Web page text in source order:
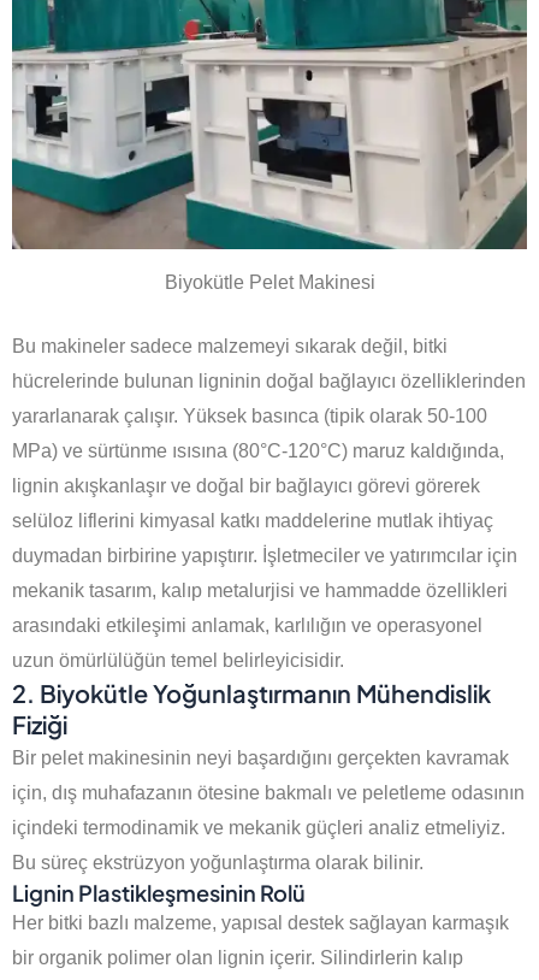
Biyokütle Pelet Makinesi
Bu makineler sadece malzemeyi sıkarak değil, bitki
hücrelerinde bulunan ligninin doğal bağlayıcı özelliklerinden
yararlanarak çalışır. Yüksek basınca (tipik olarak 50-100
MPa) ve sürtünme ısısına (80°C-120°C) maruz kaldığında,
lignin akışkanlaşır ve doğal bir bağlayıcı görevi görerek
selüloz liflerini kimyasal katkı maddelerine mutlak ihtiyaç
duymadan birbirine yapıştırır. İşletmeciler ve yatırımcılar için
mekanik tasarım, kalıp metalurjisi ve hammadde özellikleri
arasındaki etkileşimi anlamak, karlılığın ve operasyonel
uzun ömürlülüğün temel belirleyicisidir.
2. Biyokütle Yoğunlaştırmanın Mühendislik
Fiziği
Bir pelet makinesinin neyi başardığını gerçekten kavramak
için, dış muhafazanın ötesine bakmalı ve peletleme odasının
içindeki termodinamik ve mekanik güçleri analiz etmeliyiz.
Bu süreç ekstrüzyon yoğunlaştırma olarak bilinir.
Lignin Plastikleşmesinin Rolü
Her bitki bazlı malzeme, yapısal destek sağlayan karmaşık
bir organik polimer olan lignin içerir. Silindirlerin kalıp